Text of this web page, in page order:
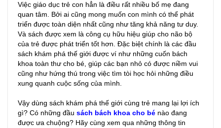
Việc giáo dục trẻ con hẳn là điều rất nhiều bố mẹ đang
quan tâm. Bởi ai cũng mong muốn con mình có thể phát
triển được toàn diện nhất cũng như tăng khả năng tư duy.
Và sách được xem là công cụ hữu hiệu giúp cho não bộ
của trẻ được phát triển tốt hơn. Đặc biệt chính là các đầu
sách khám phá thế giới được ví như những cuốn bách
khoa toàn thư cho bé, giúp các bạn nhỏ có được niềm vui
cũng như hứng thú trong việc tìm tòi học hỏi những điều
xung quanh cuộc sống của mình.
Vậy dùng sách khám phá thế giới cùng trẻ mang lại lợi ích
gì? Có những đầu sách bách khoa cho bé nào đang
được ưa chuộng? Hãy cùng xem qua những thông tin